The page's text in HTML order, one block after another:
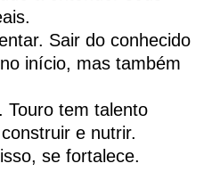
Sair do conhecido
início, mas também
Touro tem talento
e nutrir.
se fortalece.